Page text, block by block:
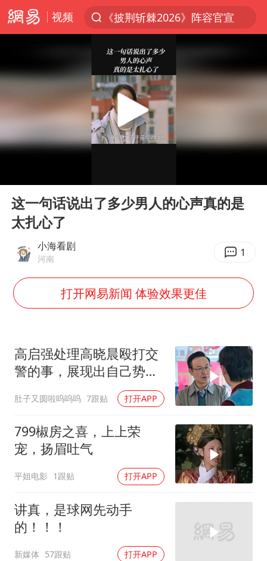
视频
《披荆斩棘2026》阵容官宣
于东来回应胖东来近25年老店年底关闭
独闯南太行的失联女生最后轨迹已确认
全球最大级别运输船通过长江大桥
上海全力守护市民“菜篮子”
猫咪过火把节被抹成黑猫
宝妈给四胞胎取名平安喜乐
BLG经理辟谣Bin离队
总书记点赞的非遗苗绣焕发新生机
Play
这一句话说出了多少男人的心声真的是
太扎心了
小海看剧
河南 1
打开网易新闻 体验效果更佳
高启强处理高晓晨殴打交
警的事，展现出自己势力
肚子又圆啦呜呜呜 7跟贴 打开APP
799椒房之喜，上上荣
宠，扬眉吐气
平姐电影 1跟贴 打开APP
讲真，是球网先动手
的！！！
新媒体 57跟贴 打开APP